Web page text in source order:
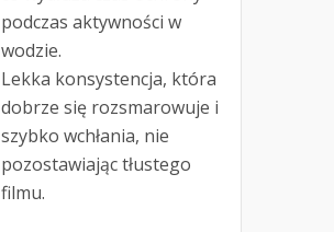
podczas aktywności w
wodzie.
Lekka konsystencja, która
dobrze się rozsmarowuje i
szybko wchłania, nie
pozostawiając tłustego
filmu.